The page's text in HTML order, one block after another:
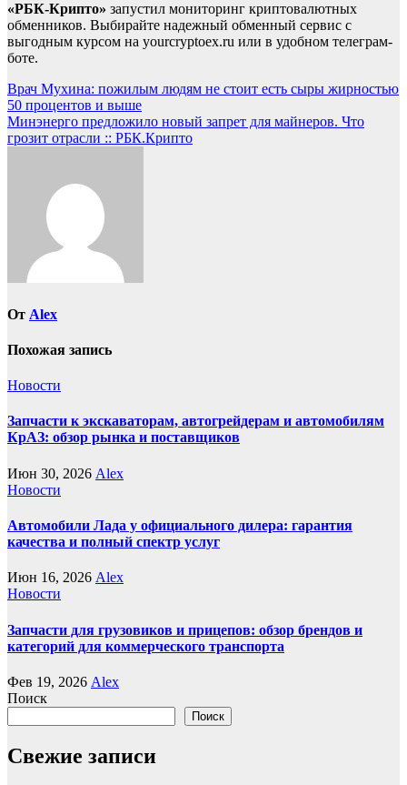
«РБК-Крипто» запустил мониторинг криптовалютных
обменников. Выбирайте надежный обменный сервис с
выгодным курсом на yourcryptoex.ru или в удобном телеграм-
боте.
Навигация
по
записям
Врач Мухина: пожилым людям не стоит есть сыры жирностью
50 процентов и выше
Минэнерго предложило новый запрет для майнеров. Что
грозит отрасли :: РБК.Крипто
От Alex
Похожая запись
Новости
Запчасти к экскаваторам, автогрейдерам и автомобилям
КрАЗ: обзор рынка и поставщиков
Июн 30, 2026 Alex
Новости
Автомобили Лада у официального дилера: гарантия
качества и полный спектр услуг
Июн 16, 2026 Alex
Новости
Запчасти для грузовиков и прицепов: обзор брендов и
категорий для коммерческого транспорта
Фев 19, 2026 Alex
Поиск
Поиск
Свежие записи